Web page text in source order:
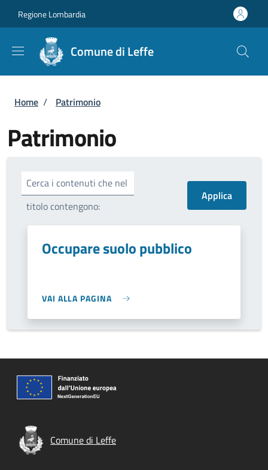
Regione Lombardia
Comune di Leffe
Briciole di pane
Home / Patrimonio
Patrimonio
Cerca i contenuti che nel
titolo contengono:
Occupare suolo pubblico
VAI ALLA PAGINA
Comune di Leffe